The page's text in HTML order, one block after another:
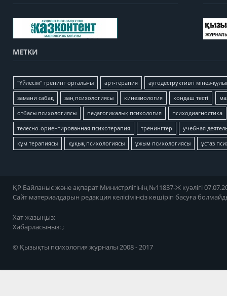
МЕТКИ
"Үйлесім" тренинг орталығы арт-терапия аутодеструктивті мінез-
замани сабақ заң психологиясы кинезиология кондаш тесті
отбасы психологиясы педагогикалық психология психодиагностика
телесно-ориентированная психотерапия тренингтер учебная
құм терапиясы құқық психологиясы ұжым психологиясы ұстаз
ҚР Байланыс және ақпарат Министрлігінің №11837-Ж куәлігі
Сайт материалдарын редакция келісімінсіз көшіріп басуға
Хат жазыңыз:
Хабарласыңыз: ;
© Қызықты психология журналы 2008 - 2017